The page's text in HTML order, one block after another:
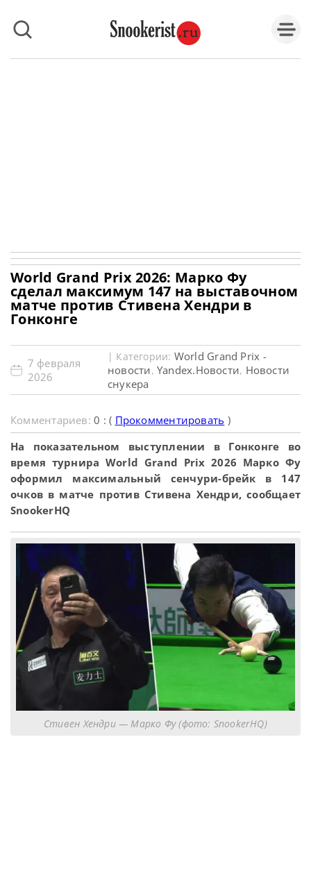
World Grand Prix 2026: Марко Фу
сделал максимум 147 на выставочном
матче против Стивена Хендри в
Гонконге
7 февраля
2026
| Категории: World Grand Prix -
новости, Yandex.Новости, Новости
снукера
Комментариев:0 : ( Прокомментировать )
На показательном выступлении в Гонконге во
время турнира World Grand Prix 2026 Марко Фу
оформил максимальный сенчури-брейк в 147
очков в матче против Стивена Хендри, сообщает
SnookerHQ
Стивен Хендри — Марко Фу (фото: SnookerHQ)